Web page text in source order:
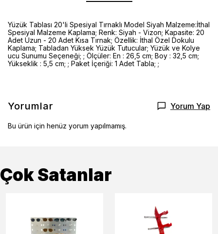
Yüzük Tablası 20'li Spesiyal Tırnaklı Model Siyah Malzeme:İthal
Spesiyal Malzeme Kaplama; Renk: Siyah - Vizon; Kapasite: 20
Adet Uzun - 20 Adet Kısa Tırnak; Özellik: İthal Özel Dokulu
Kaplama; Tabladan Yüksek Yüzük Tutucular; Yüzük ve Kolye
ucu Sunumu Seçeneği; ; Ölçüler: En : 26,5 cm; Boy : 32,5 cm;
Yükseklik : 5,5 cm; ; Paket İçeriği: 1 Adet Tabla; ;
Yorumlar Yorum Yap
Bu ürün için henüz yorum yapılmamış.
Çok Satanlar